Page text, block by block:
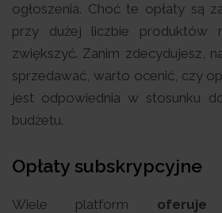
ogłoszenia. Choć te opłaty są
przy dużej liczbie produktów
zwiększyć. Zanim zdecydujesz,
sprzedawać, warto ocenić, czy
jest odpowiednia w stosunku
budżetu.
Opłaty subskrypcyjne
Wiele platform